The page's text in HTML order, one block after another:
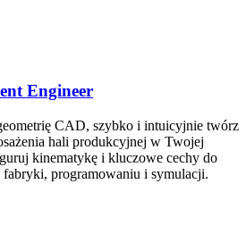
Engineer
CAD, szybko i intuicyjnie twórz
hali produkcyjnej w Twojej
kinematykę i kluczowe cechy do
programowaniu i symulacji.